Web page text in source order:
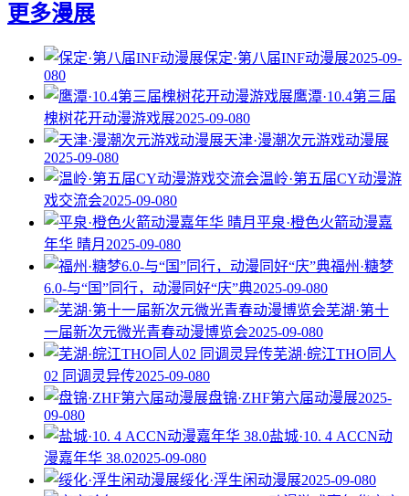
更多漫展
保定·第八届INF动漫展2025-09-
080
鹰潭·10.4第三届
槐树花开动漫游戏展2025-09-080
天津·漫潮次元游戏动漫展
2025-09-080
温岭·第五届CY动漫游
戏交流会2025-09-080
平泉·橙色火箭动漫嘉
年华 晴月 2025-09-080
福州·糖梦
6.0-与“国”同行，动漫同好“庆”典2025-09-080
芜湖·第十
一届新次元微光青春动漫博览会2025-09-080
芜湖·皖江THO同人
02 同调灵异传2025-09-080
盘锦·ZHF第六届动漫展2025-
09-080
盐城·10. 4 ACCN动
漫嘉年华 38.02025-09-080
绥化·浮生闲动漫展2025-09-080